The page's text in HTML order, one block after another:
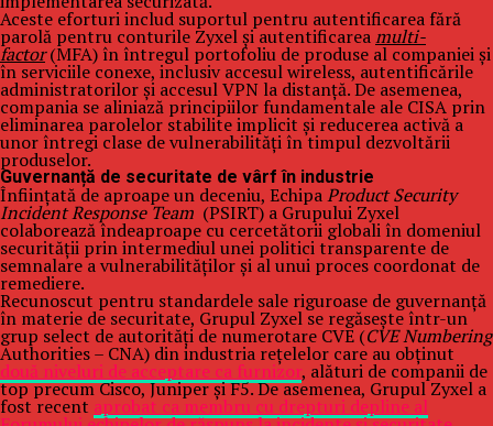
Aceste eforturi includ suportul pentru autentificarea fără
parolă pentru conturile Zyxel și autentificareamulti-
factor(MFA) în întregul portofoliu de produse al companiei și
în serviciile conexe, inclusiv accesul wireless, autentificările
administratorilor și accesul VPN la distanță. De asemenea,
compania se aliniază principiilor fundamentale ale CISA prin
eliminarea parolelor stabilite implicit și reducerea activă a
unor întregi clase de vulnerabilități în timpul dezvoltării
produselor.
Guvernanță de securitate de vârf în industrie
Înființată de aproape un deceniu, EchipaProduct Security
Incident Response Team (PSIRT) a Grupului Zyxel
colaborează îndeaproape cu cercetătorii globali în domeniul
securității prin intermediul unei politici transparente de
semnalare a vulnerabilităților și al unui proces coordonat de
remediere.
Recunoscut pentru standardele sale riguroase de guvernanță
în materie de securitate, Grupul Zyxel se regăsește într-un
grup select de autorități de numerotare CVE (CVE Numbering
Authorities – CNA) din industria rețelelor care au obținut
două niveluri de acceptare ca furnizor, alături de companii de
top precum Cisco, Juniper și F5. De asemenea, Grupul Zyxel a
fost recent aprobat ca membru cu drepturi depline al